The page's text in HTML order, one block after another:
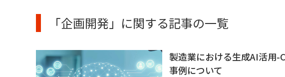
ソフトウェアテスト
半導体設計・評価
「企画開発」に関する記事の一覧
製造業における生成AI活用-
事例について